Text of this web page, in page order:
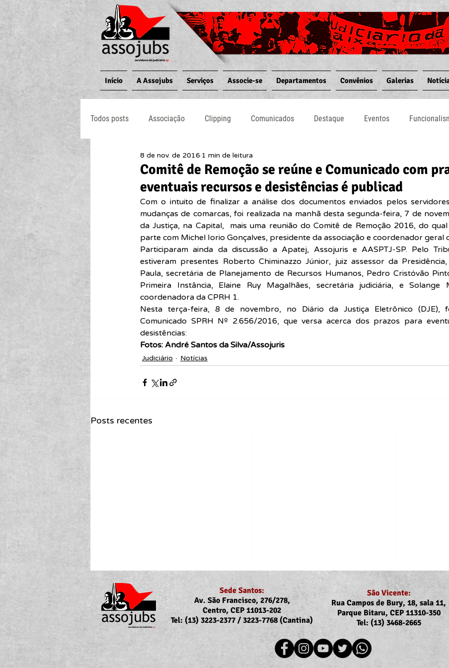
Início A Assojubs Serviços Associe-se Departamentos Convênios Galerias
Todos posts Associação Clipping Comunicados Destaque Eventos
Jornal O Processo Judiciário Notícias
Comitê de Remoção se reúne e Comunicado com
eventuais recursos e desistências é publicad
8 de nov. de 2016 1 min de leitura
Com o intuito de finalizar a análise dos documentos enviados pelos
mudanças de comarcas, foi realizada na manhã desta segunda-feira, 7 de
da Justiça, na Capital,  mais uma reunião do Comitê de Remoção 2016, do
parte com Michel Iorio Gonçalves, presidente da associação e coordenador geral
Participaram ainda da discussão a Apatej, Assojuris e AASPTJ-SP. Pelo
estiveram presentes Roberto Chiminazzo Júnior, juiz assessor da
Paula, secretária de Planejamento de Recursos Humanos, Pedro Cristóvão
Primeira Instância, Elaine Ruy Magalhães, secretária judiciária, e Solange
coordenadora da CPRH 1.
Nesta terça-feira, 8 de novembro, no Diário da Justiça Eletrônico (DJE),
Comunicado SPRH Nº 2.656/2016, que versa acerca dos prazos para
desistências:
Fotos: André Santos da Silva/Assojuris
Judiciário Notícias
Posts recentes
Portaria Nº 10.855/2026
Recomposição do auxílio-
Sede Santos:
Av. São Francisco, 276/278,
Centro, CEP 11013-202
Tel: (13) 3223-2377 / 3223-7768 (Cantina)
São Vicente:
Rua Campos de Bury, 18, sala 11,
Parque Bitaru, CEP 11310-350
Tel: (13) 3468-2665